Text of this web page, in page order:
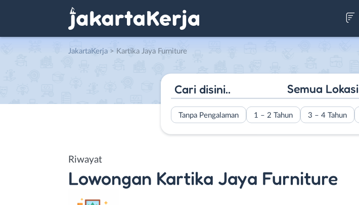
JakartaKerja > Kartika Jaya Furniture
Semua Lokasi
Tanpa Pengalaman 1 – 2 Tahun 3 – 4 Tahun
Riwayat
Lowongan Kartika Jaya Furniture